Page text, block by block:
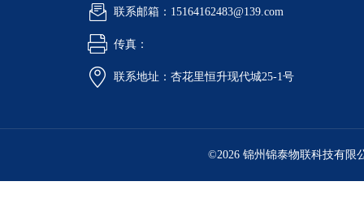
联系邮箱：15164162483@139.com
传真：
联系地址：杏花里恒升现代城25-1号
©2026 锦州锦泰物联科技有限